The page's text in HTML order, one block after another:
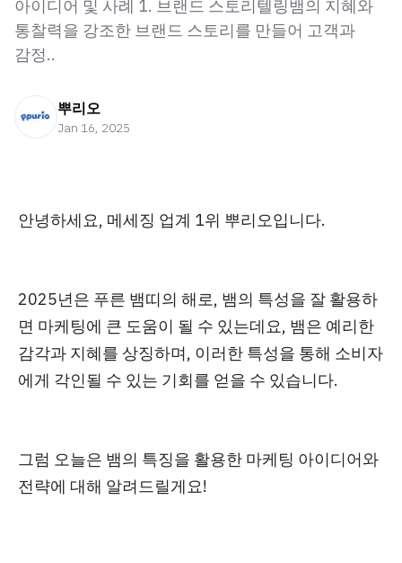
아이디어 및 사례 1. 브랜드 스토리텔링뱀의 지혜와
통찰력을 강조한 브랜드 스토리를 만들어 고객과
감정..
뿌리오
Jan 16, 2025
안녕하세요, 메세징 업계 1위 뿌리오입니다.
2025년은 푸른 뱀띠의 해로, 뱀의 특성을 잘 활용하
면 마케팅에 큰 도움이 될 수 있는데요, 뱀은 예리한
감각과 지혜를 상징하며, 이러한 특성을 통해 소비자
에게 각인될 수 있는 기회를 얻을 수 있습니다.
그럼 오늘은 뱀의 특징을 활용한 마케팅 아이디어와
전략에 대해 알려드릴게요!